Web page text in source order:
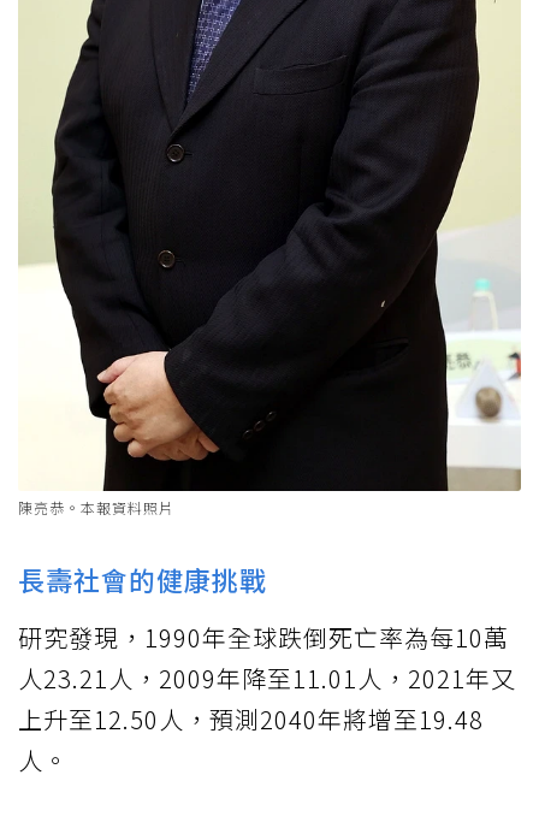
陳亮恭。本報資料照片
長壽社會的健康挑戰
研究發現，1990年全球跌倒死亡率為每10萬
人23.21人，2009年降至11.01人，2021年又
上升至12.50人，預測2040年將增至19.48
人。